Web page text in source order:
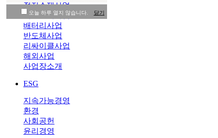
전지소재사업
회로소재사업
배터리사업
반도체사업
리싸이클사업
해외사업
사업장소개
ESG
지속가능경영
환경
사회공헌
윤리경영
오늘 하루 열지 않습니다. 닫기